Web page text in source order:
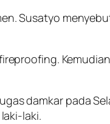
Susatyo
damkar pada
laki.